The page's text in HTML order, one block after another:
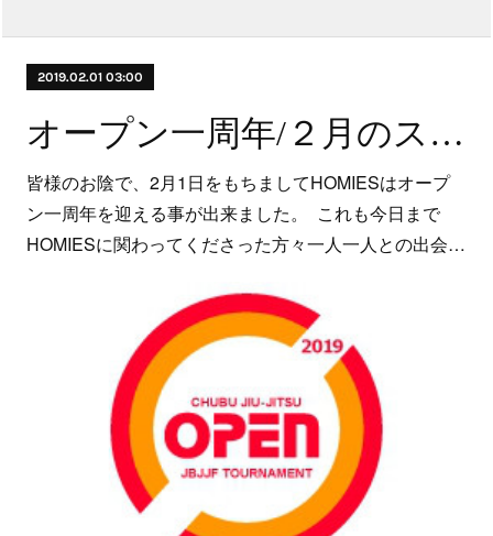
2019.02.01 03:00
オープン一周年/２月のスケジュール
皆様のお陰で、2月1日をもちましてHOMIESはオープ
ン一周年を迎える事が出来ました。 これも今日まで
HOMIESに関わってくださった方々一人一人との出会…